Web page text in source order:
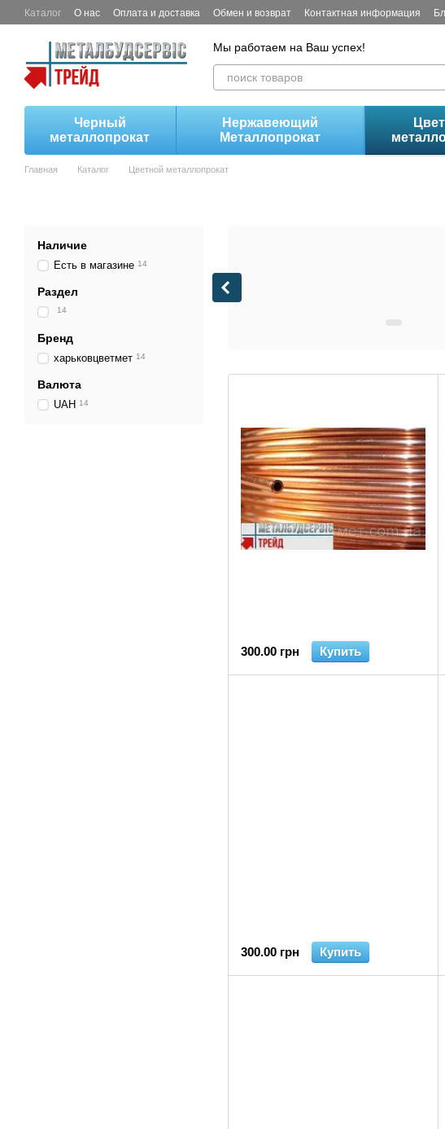
Перейти к основному контенту
Каталог О нас Оплата и доставка Обмен и возврат Контактная информация
Мы работаем на Ваш успех!
Черный
металлопрокат
Нержавеющий
Металлопрокат
Главная Каталог Цветной металлопрокат
300.00 грн Купить
300.00 грн Купить
Наличие
Есть в магазине 14
Раздел
14
Бренд
харьковцветмет 14
Валюта
UAH 14